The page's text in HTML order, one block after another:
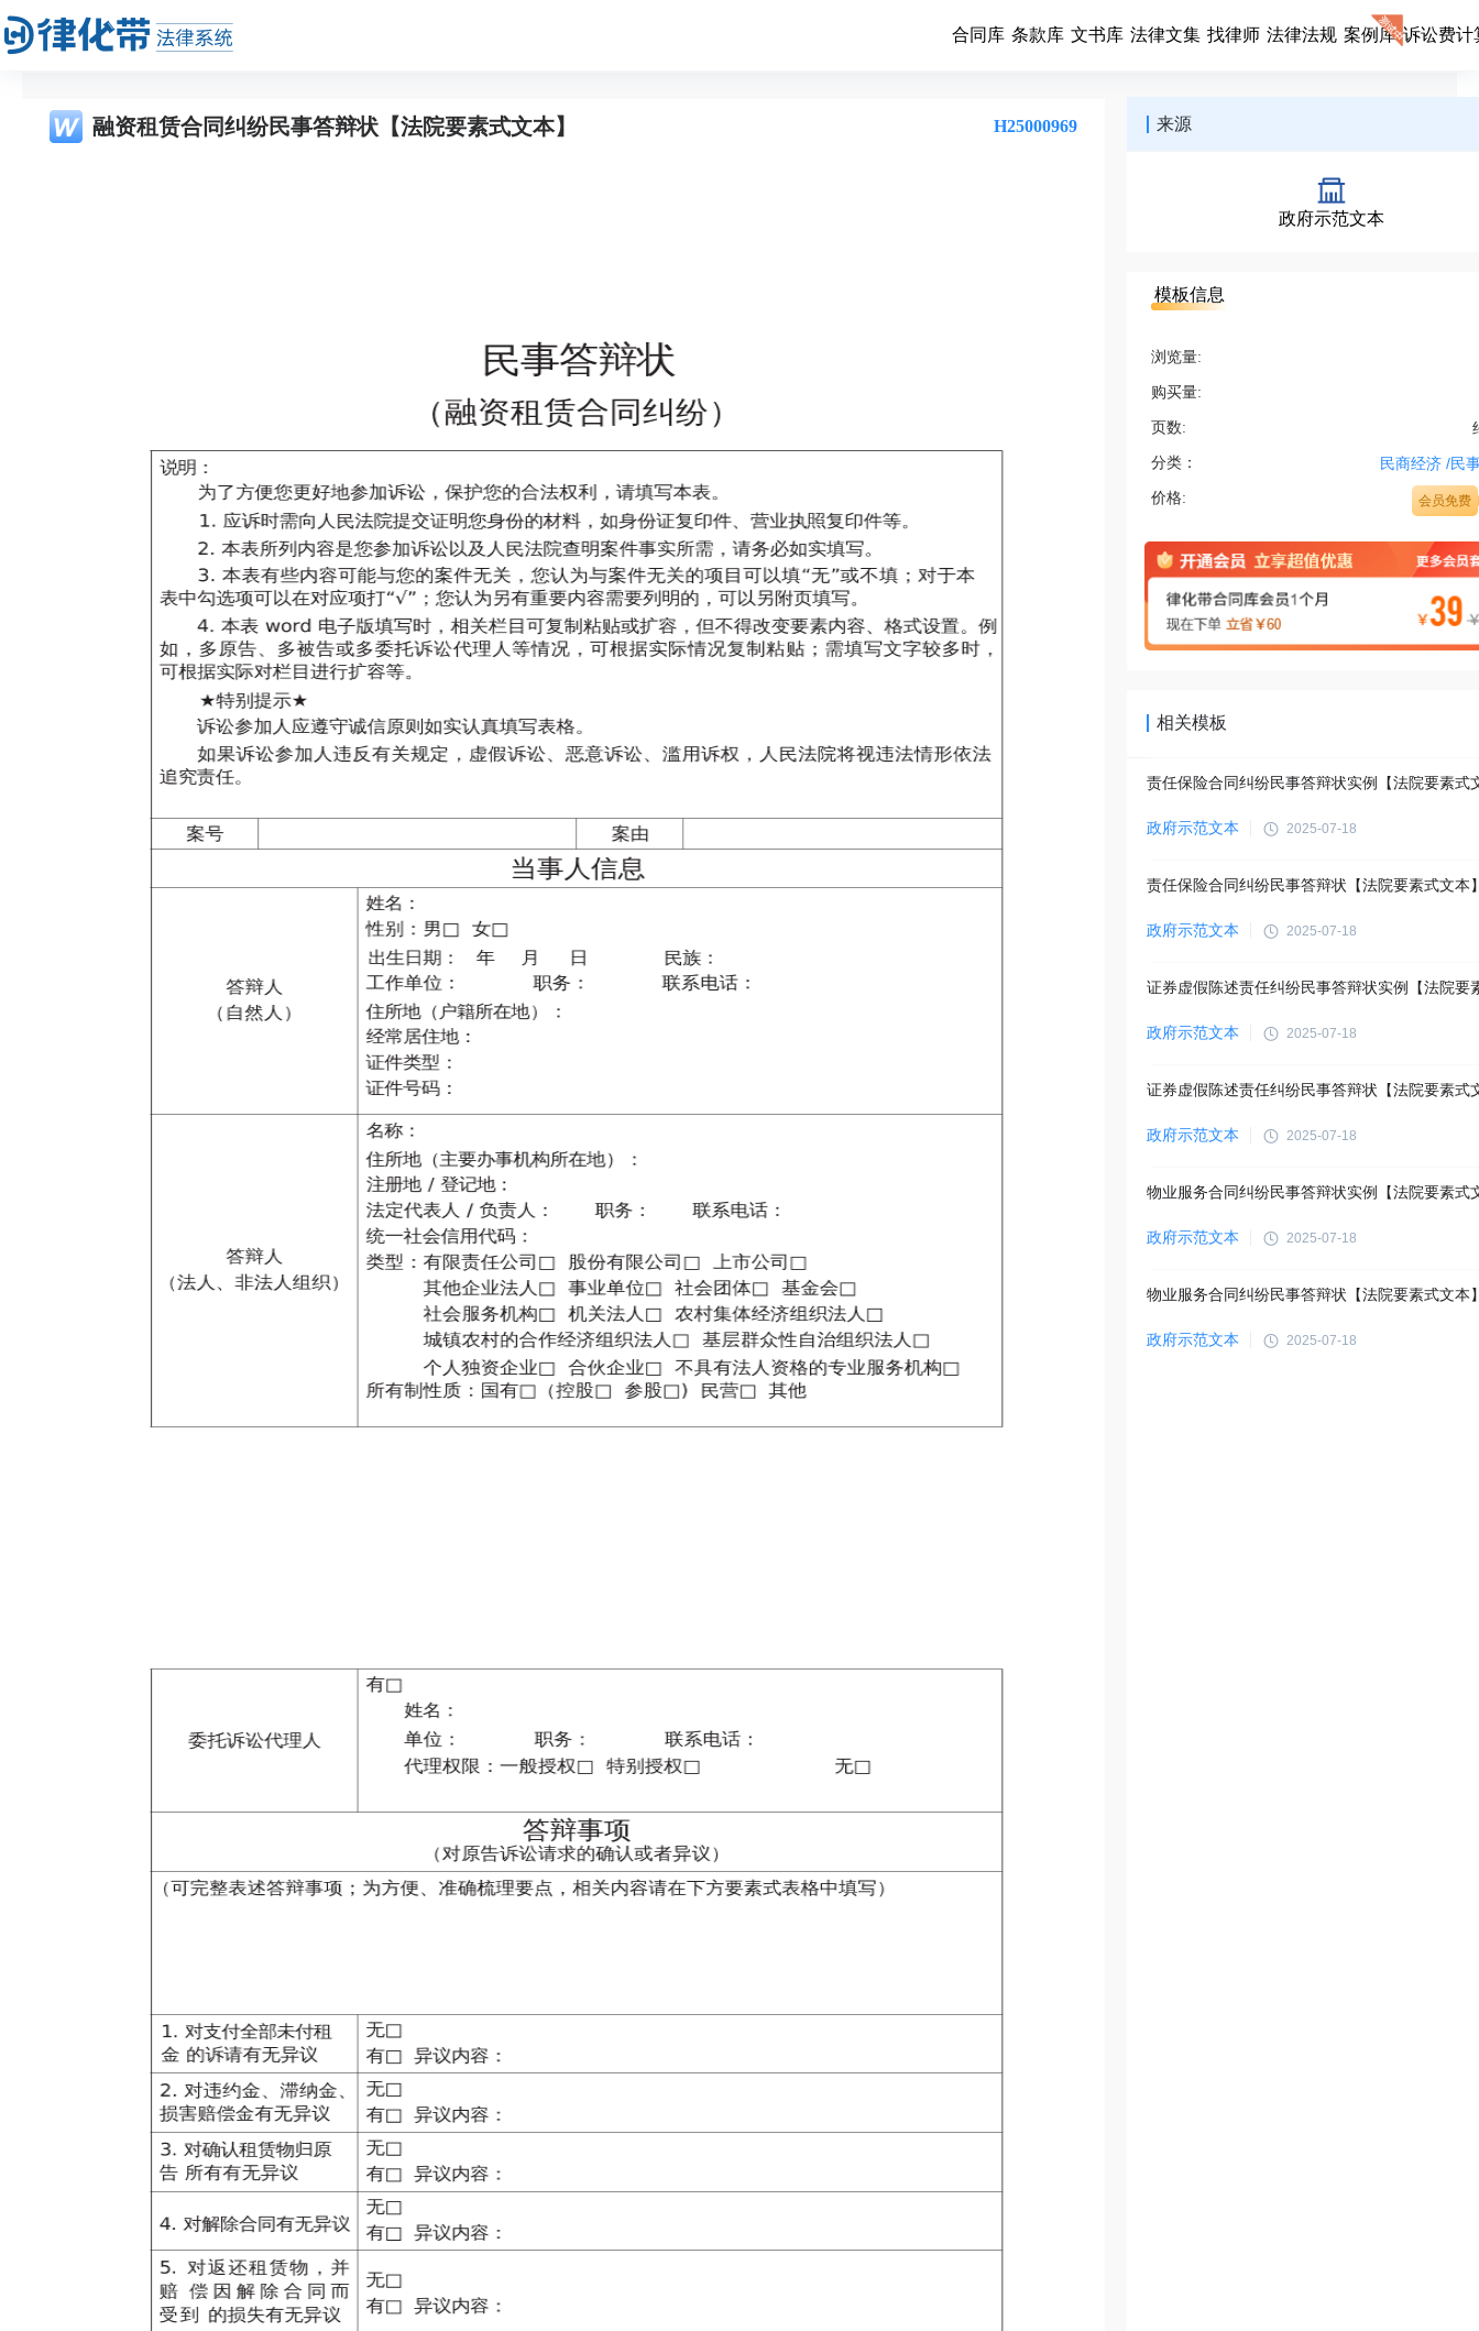
合同库 条款库 文书库 法律文集 找律师 法律法规 案例库 诉讼费计
融资租赁合同纠纷民事答辩状【法院要素式文本】 H25000969 来源
政府示范文本
模板信息
浏览量:
购买量:
页数:
分类： 民商经济 /民
价格: 会员免费
相关模板
责任保险合同纠纷民事答辩状实例【法院要素式
政府示范文本 2025-07-18
责任保险合同纠纷民事答辩状【法院要素式文本
政府示范文本 2025-07-18
政府示范文本 2025-07-18
证券虚假陈述责任纠纷民事答辩状【法院要素式
政府示范文本 2025-07-18
物业服务合同纠纷民事答辩状实例【法院要素式
政府示范文本 2025-07-18
物业服务合同纠纷民事答辩状【法院要素式文本
政府示范文本 2025-07-18